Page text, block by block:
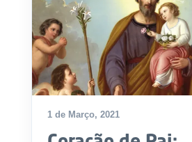
1 de Março, 2021